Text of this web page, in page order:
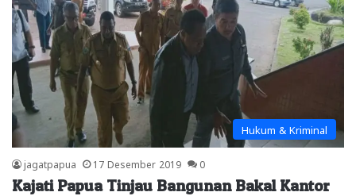
Hukum & Kriminal
jagatpapua 17 Desember 2019 0
Kajati Papua Tinjau Bangunan Bakal Kantor